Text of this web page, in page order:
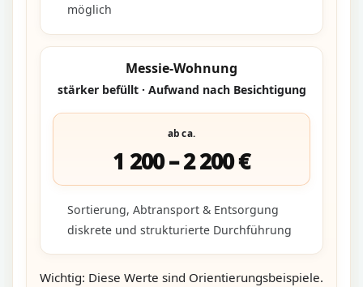
möglich
Messie-Wohnung
stärker befüllt · Aufwand nach Besichtigung
ab ca.
1 200 – 2 200 €
Sortierung, Abtransport & Entsorgung
diskrete und strukturierte Durchführung
Wichtig: Diese Werte sind Orientierungsbeispiele.